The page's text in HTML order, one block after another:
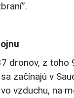
dronov, z toho
začínajú v
vzduchu, na